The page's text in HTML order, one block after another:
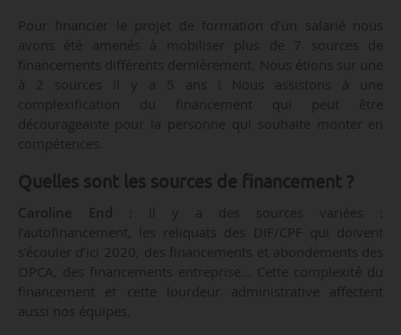
Pour financier le projet de formation d’un salarié nous
avons été amenés à mobiliser plus de 7 sources de
financements différents dernièrement. Nous étions sur une
à 2 sources il y a 5 ans ! Nous assistons à une
complexification du financement qui peut être
décourageante pour la personne qui souhaite monter en
compétences.
Quelles sont les sources de financement ?
Caroline End : Il y a des sources variées :
l’autofinancement, les reliquats des DIF/CPF qui doivent
s’écouler d’ici 2020, des financements et abondements des
OPCA, des financements entreprise… Cette complexité du
financement et cette lourdeur administrative affectent
aussi nos équipes.